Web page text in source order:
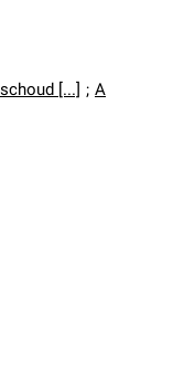
[...] ; A